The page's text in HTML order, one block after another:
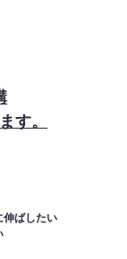
す。
伸ばしたい